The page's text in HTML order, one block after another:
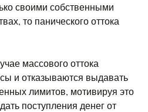
своими собственными
то панического оттока
массового оттока
и отказываются выдавать
лимитов, мотивируя это
поступления денег от